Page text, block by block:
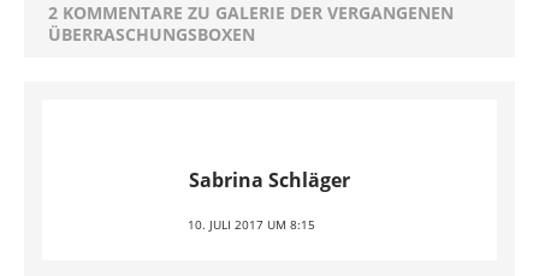
2 KOMMENTARE ZU GALERIE DER VERGANGENEN
ÜBERRASCHUNGSBOXEN
Sabrina Schläger
10. JULI 2017 UM 8:15